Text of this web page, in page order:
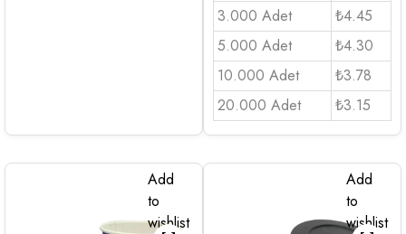
3.000 Adet
₺4.45
5.000 Adet
₺4.30
10.000 Adet
₺3.78
20.000 Adet
₺3.15
Add
to
wishlist
Add
to
wishlist